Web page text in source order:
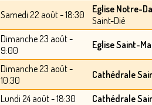
Samedi 22 août - 18:30 Eglise Notre-
Saint-Dié
Dimanche 23 août -
9:00
Eglise Saint-
Dimanche 23 août -
10:30
Cathédrale
Lundi 24 août - 18:30 Cathédrale